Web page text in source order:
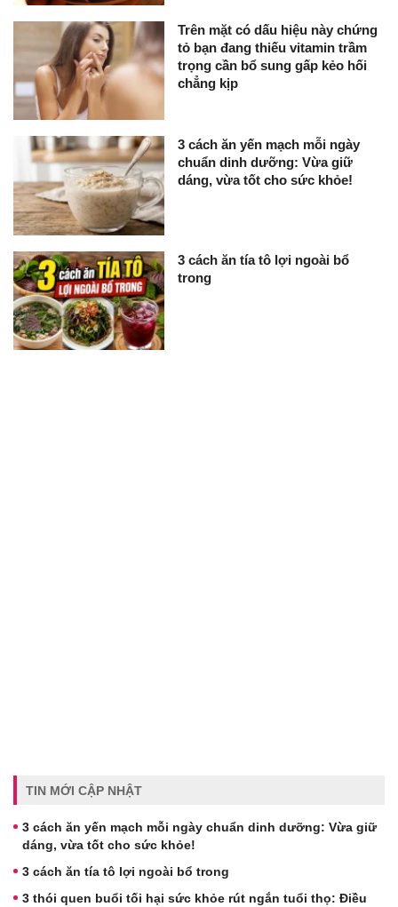
Trên mặt có dấu hiệu này chứng
tỏ bạn đang thiếu vitamin trầm
trọng cần bổ sung gấp kẻo hối
chẳng kịp
3 cách ăn yến mạch mỗi ngày
chuẩn dinh dưỡng: Vừa giữ
dáng, vừa tốt cho sức khỏe!
3 cách ăn tía tô lợi ngoài bổ
trong
TIN MỚI CẬP NHẬT
3 cách ăn yến mạch mỗi ngày chuẩn dinh dưỡng: Vừa giữ
dáng, vừa tốt cho sức khỏe!
3 cách ăn tía tô lợi ngoài bổ trong
3 thói quen buổi tối hại sức khỏe rút ngắn tuổi thọ: Điều